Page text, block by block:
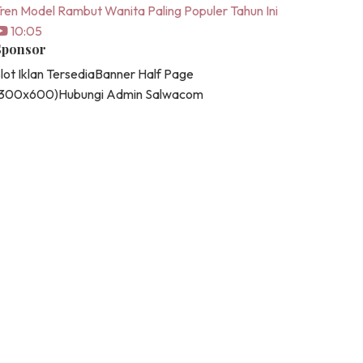
Model Rambut Wanita Paling Populer Tahun Ini
10:05
Iklan TersediaBanner Half Page
Hubungi Admin Salwacom